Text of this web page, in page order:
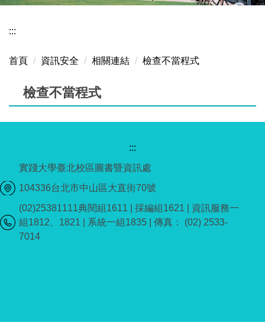
:::
首頁 資訊安全 相關連結 檢查不當程式
檢查不當程式
:::
實踐大學臺北校區圖書暨資訊處
104336台北市中山區大直街70號
(02)25381111典閱組1611 | 採編組1621 | 資訊服務一
組1812、1821 | 系統一組1835 | 傳真： (02) 2533-
7014